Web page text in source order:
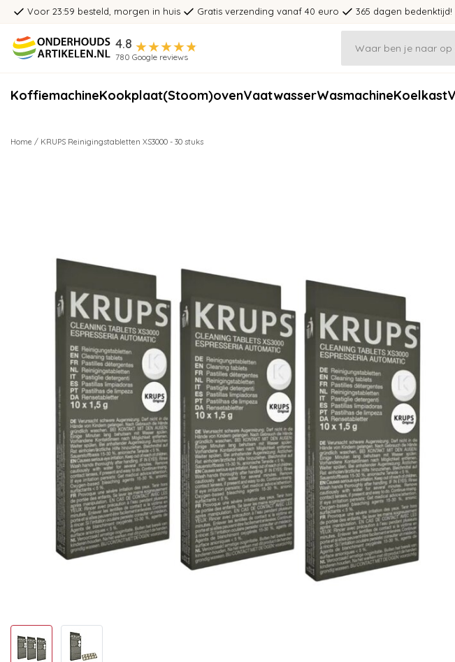
Voor 23:59 besteld, morgen in huis Gratis verzending vanaf 40 euro 365 dagen bedenktijd!
4.8
780 Google reviews
KoffiemachineKookplaat(Stoom)ovenVaatwasserWasmachineKoelkast
Home / KRUPS Reinigingstabletten XS3000 - 30 stuks